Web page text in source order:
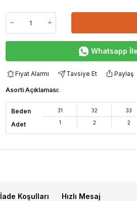
Whatsapp
Fiyat Alarmı Tavsiye Et Paylaş
Asorti Açıklaması:
Beden
Adet
31
1
32
2
33
2
İade Koşulları Hızlı Mesaj